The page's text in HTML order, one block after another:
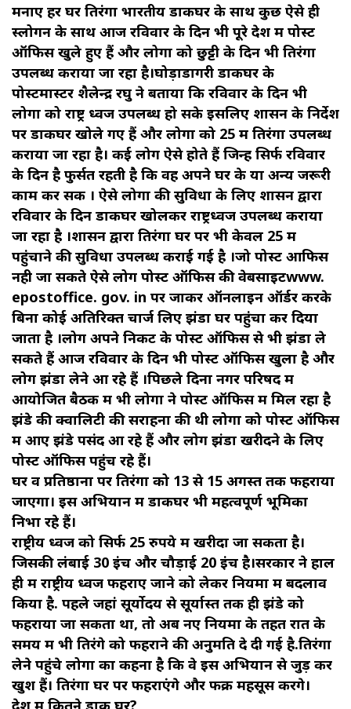
मनाए हर घर तिरंगा भारतीय डाकघर के साथ कुछ ऐसे ही
स्लोगन के साथ आज रविवार के दिन भी पूरे देश में पोस्ट
ऑफिस खुले हुए हैं और लोगों को छुट्टी के दिन भी तिरंगा
उपलब्ध कराया जा रहा है।घोड़ाडोंगरी डाकघर के
पोस्टमास्टर शैलेन्द्र रघु ने बताया कि रविवार के दिन भी
लोगों को राष्ट्र ध्वज उपलब्ध हो सके इसलिए शासन के निर्देश
पर डाकघर खोले गए हैं और लोगों को ₹25 में तिरंगा उपलब्ध
कराया जा रहा है। कई लोग ऐसे होते हैं जिन्हें सिर्फ रविवार
के दिन है फुर्सत रहती है कि वह अपने घर के या अन्य जरूरी
काम कर सकें । ऐसे लोगों की सुविधा के लिए शासन द्वारा
रविवार के दिन डाकघर खोलकर राष्ट्रध्वज उपलब्ध कराया
जा रहा है ।शासन द्वारा तिरंगा घर पर भी केवल ₹25 में
पहुंचाने की सुविधा उपलब्ध कराई गई है ।जो पोस्ट आफिस
नही जा सकते ऐसे लोग पोस्ट ऑफिस की वेबसाइटwww.
epostoffice. gov. in पर जाकर ऑनलाइन ऑर्डर करके
बिना कोई अतिरिक्त चार्ज लिए झंडा घर पहुंचा कर दिया
जाता है ।लोग अपने निकट के पोस्ट ऑफिस से भी झंडा ले
सकते हैं आज रविवार के दिन भी पोस्ट ऑफिस खुला है और
लोग झंडा लेने आ रहे हैं ।पिछले दिनों नगर परिषद में
आयोजित बैठक में भी लोगों ने पोस्ट ऑफिस में मिल रहा है
झंडे की क्वालिटी की सराहना की थी लोगों को पोस्ट ऑफिस
में आए झंडे पसंद आ रहे हैं और लोग झंडा खरीदने के लिए
पोस्ट ऑफिस पहुंच रहे हैं।
घर व प्रतिष्ठानों पर तिरंगा को 13 से 15 अगस्त तक फहराया
जाएगा। इस अभियान में डाकघर भी महत्वपूर्ण भूमिका
निभा रहे हैं।
राष्ट्रीय ध्वज को सिर्फ 25 रुपये में खरीदा जा सकता है।
जिसकी लंबाई 30 इंच और चौड़ाई 20 इंच है।सरकार ने हाल
ही में राष्ट्रीय ध्वज फहराए जाने को लेकर नियमों में बदलाव
किया है. पहले जहां सूर्योदय से सूर्यास्त तक ही झंडे को
फहराया जा सकता था, तो अब नए नियमों के तहत रात के
समय में भी तिरंगे को फहराने की अनुमति दे दी गई है.तिरंगा
लेने पहुंचे लोगों का कहना है कि वे इस अभियान से जुड़ कर
खुश हैं। तिरंगा घर पर फहराएंगे और फक्र महसूस करेंगे।
देश में कितने डाक घर?